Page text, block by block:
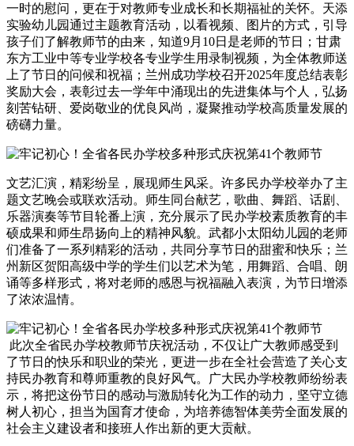
一时的慰问，更在于对教师专业成长和长期福祉的关怀。天添
实验幼儿园通过主题教育活动，以看视频、图片的方式，引导
孩子们了解教师节的由来，知道9月10日是老师的节日；甘肃
东方工业中等专业学校各专业学生用录制视频，为全体教师送
上了节日的问候和祝福；兰州成功学校召开2025年度总结表彰
奖励大会，表彰过去一学年中涌现出的先进集体与个人，弘扬
刻苦钻研、爱岗敬业的优良风尚，凝聚推动学校高质量发展的
磅礴力量。
文艺汇演，精彩纷呈，展现师生风采。许多民办学校举办了主
题文艺晚会或联欢活动。师生同台献艺，歌曲、舞蹈、话剧、
乐器演奏等节目轮番上演，充分展示了民办学校素质教育的丰
硕成果和师生昂扬向上的精神风貌。武都小太阳幼儿园的老师
们准备了一系列精彩的活动，共同分享节日的甜蜜和快乐；兰
州新区贺阳高级中学的学生们以艺术为笔，用舞蹈、合唱、朗
诵等多样形式，将对老师的感恩与祝福融入表演，为节日增添
了浓浓温情。
此次全省民办学校教师节庆祝活动，不仅让广大教师感受到
了节日的快乐和职业的荣光，更进一步在全社会营造了关心支
持民办教育和尊师重教的良好风气。广大民办学校教师纷纷表
示，将把这份节日的感动与激励转化为工作的动力，坚守立德
树人初心，担当为国育才使命，为培养德智体美劳全面发展的
社会主义建设者和接班人作出新的更大贡献。